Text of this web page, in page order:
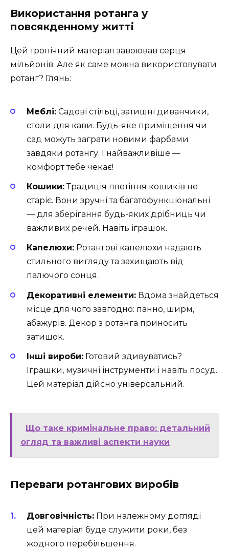
Використання ротанга у
повсякденному житті
Цей тропічний матеріал завоював серця
мільйонів. Але як саме можна використовувати
ротанг? Глянь:
Меблі: Садові стільці, затишні диванчики,
столи для кави. Будь-яке приміщення чи
сад можуть заграти новими фарбами
завдяки ротангу. І найважливіше —
комфорт тебе чекає!
Кошики:Традиція плетіння кошиків не
старіє. Вони зручні та багатофункціональні
— для зберігання будь-яких дрібниць чи
важливих речей. Навіть іграшок.
Капелюхи: Ротангові капелюхи надають
стильного вигляду та захищають від
палючого сонця.
Декоративні елементи: Вдома знайдеться
місце для чого завгодно: панно, ширм,
абажурів. Декор з ротанга приносить
затишок.
Інші вироби: Готовий здивуватись?
Іграшки, музичні інструменти і навіть посуд.
Цей матеріал дійсно універсальний.
Що таке кримінальне право: детальний
огляд та важливі аспекти науки
Переваги ротангових виробів
Довговічність: При належному догляді
цей матеріал буде служити роки, без
жодного перебільшення.